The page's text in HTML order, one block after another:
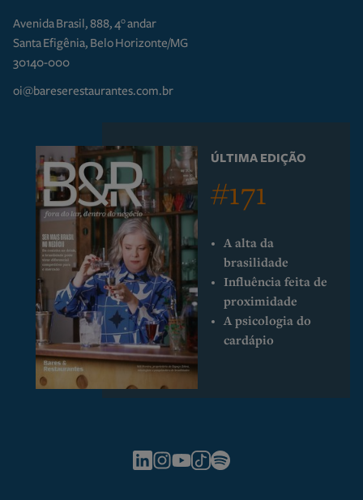
Avenida Brasil, 888, 4° andar
Santa Efigênia, Belo Horizonte/MG
30140-000
oi@bareserestaurantes.com.br
ÚLTIMA EDIÇÃO
#171
A alta da
brasilidade
Influência feita de
proximidade
A psicologia do
cardápio